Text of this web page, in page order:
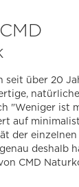
seit über 20
"Weniger ist
auf
der
deshalb
CMD